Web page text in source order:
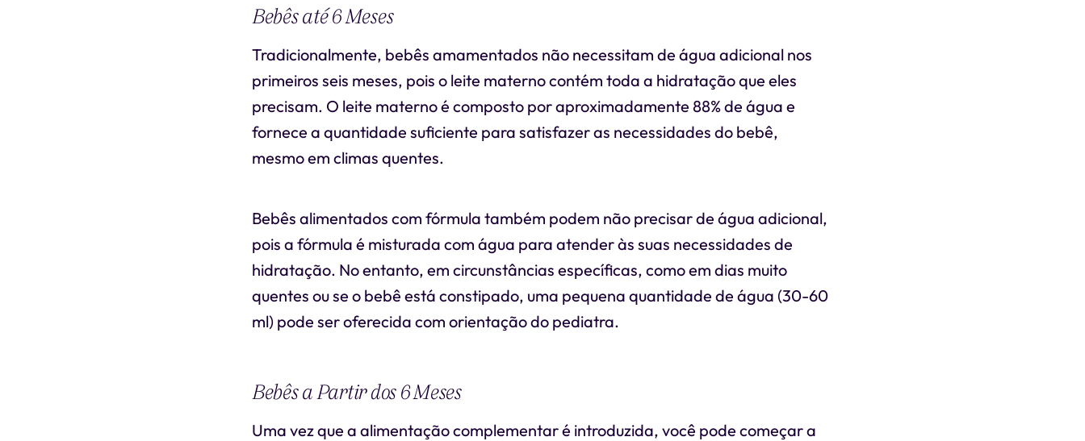
Bebês até 6 Meses
Tradicionalmente, bebês amamentados não necessitam de água adicional nos
primeiros seis meses, pois o leite materno contém toda a hidratação que eles
precisam. O leite materno é composto por aproximadamente 88% de água e
fornece a quantidade suficiente para satisfazer as necessidades do bebê,
mesmo em climas quentes.
Bebês alimentados com fórmula também podem não precisar de água adicional,
pois a fórmula é misturada com água para atender às suas necessidades de
hidratação. No entanto, em circunstâncias específicas, como em dias muito
quentes ou se o bebê está constipado, uma pequena quantidade de água (30-60
ml) pode ser oferecida com orientação do pediatra.
Bebês a Partir dos 6 Meses
Uma vez que a alimentação complementar é introduzida, você pode começar a